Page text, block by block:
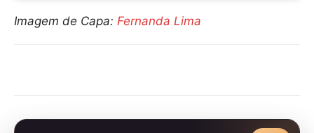
Imagem de Capa: Fernanda Lima